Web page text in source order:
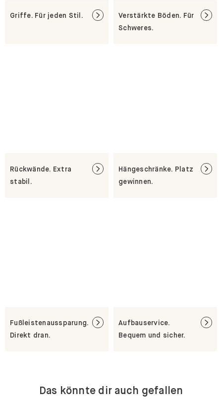
Griffe. Für jeden Stil.
Verstärkte Böden. Für
Schweres.
Rückwände. Extra
stabil.
Hängeschränke. Platz
gewinnen.
Fußleistenaussparung.
Direkt dran.
Aufbauservice.
Bequem und sicher.
Das könnte dir auch gefallen